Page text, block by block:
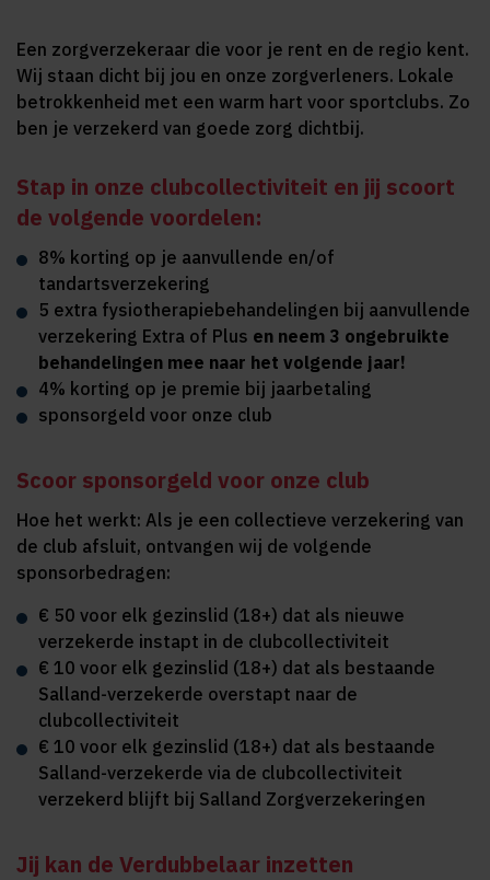
Een zorgverzekeraar die voor je rent en de regio kent.
Wij staan dicht bij jou en onze zorgverleners. Lokale
betrokkenheid met een warm hart voor sportclubs. Zo
ben je verzekerd van goede zorg dichtbij.
Stap in onze clubcollectiviteit en jij scoort
de volgende voordelen:
8% korting op je aanvullende en/of
tandartsverzekering
5 extra fysiotherapiebehandelingen bij aanvullende
verzekering Extra of Plus en neem 3 ongebruikte
behandelingen mee naar het volgende jaar!
4% korting op je premie bij jaarbetaling
sponsorgeld voor onze club
Scoor sponsorgeld voor onze club
Hoe het werkt: Als je een collectieve verzekering van
de club afsluit, ontvangen wij de volgende
sponsorbedragen:
€ 50 voor elk gezinslid (18+) dat als nieuwe
verzekerde instapt in de clubcollectiviteit
€ 10 voor elk gezinslid (18+) dat als bestaande
Salland-verzekerde overstapt naar de
clubcollectiviteit
€ 10 voor elk gezinslid (18+) dat als bestaande
Salland-verzekerde via de clubcollectiviteit
verzekerd blijft bij Salland Zorgverzekeringen
Jij kan de Verdubbelaar inzetten